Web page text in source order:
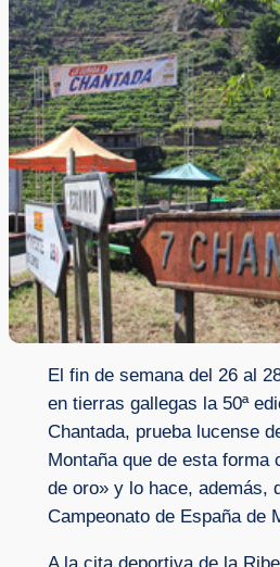
El fin de semana del 26 al
en tierras gallegas la 50ª
Chantada, prueba lucense
Montaña que de esta forma
de oro» y lo hace, además,
Campeonato de España de